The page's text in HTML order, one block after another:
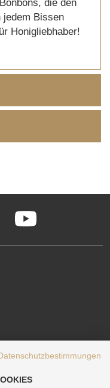
die den
jedem Bissen
Honigliebhaber!
YouTube